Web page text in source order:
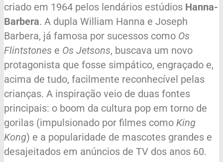
criado em 1964 pelos lendários estúdios Hanna-
Barbera. A dupla William Hanna e Joseph
Barbera, já famosa por sucessos como Os
Flintstones e Os Jetsons, buscava um novo
protagonista que fosse simpático, engraçado e,
acima de tudo, facilmente reconhecível pelas
crianças. A inspiração veio de duas fontes
principais: o boom da cultura pop em torno de
gorilas (impulsionado por filmes como King
Kong) e a popularidade de mascotes grandes e
desajeitados em anúncios de TV dos anos 60.